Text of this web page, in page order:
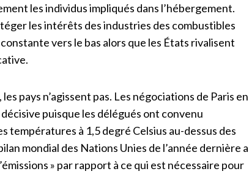
les individus impliqués dans l’hébergement.
les intérêts des industries des combustibles
vers le bas alors que les États rivalisent
pays n’agissent pas. Les négociations de Paris en
puisque les délégués ont convenu
à 1,5 degré Celsius au-dessus des
mondial des Nations Unies de l’année dernière a
» par rapport à ce qui est nécessaire pour